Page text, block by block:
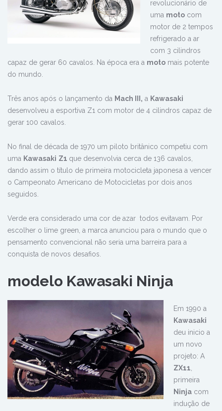
revolucionário de
uma moto com
motor de 2 tempos
refrigerado a ar
com 3 cilindros
capaz de gerar 60 cavalos. Na época era a moto mais potente
do mundo.
Três anos após o lançamento da Mach III, a Kawasaki
desenvolveu a esportiva Z1 com motor de 4 cilindros capaz de
gerar 100 cavalos.
No final de década de 1970 um piloto britânico competiu com
uma Kawasaki Z1 que desenvolvia cerca de 136 cavalos,
dando assim o título de primeira motocicleta japonesa a vencer
o Campeonato Americano de Motocicletas por dois anos
seguidos.
Verde era considerado uma cor de azar todos evitavam. Por
escolher o lime green, a marca anunciou para o mundo que o
pensamento convencional não seria uma barreira para a
conquista de novos desafios.
modelo Kawasaki Ninja
Em 1990 a
Kawasaki
deu inicio a
um novo
projeto: A
ZX11
primeira
Ninja com
indução de